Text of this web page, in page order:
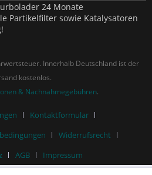
24 Monate
Partikelfilter sowie Katalysatoren
Innerhalb Deutschland ist der
kostenlos.
& Nachnahmegebühren.
Kontaktformular
Widerrufsrecht
AGB Impressum